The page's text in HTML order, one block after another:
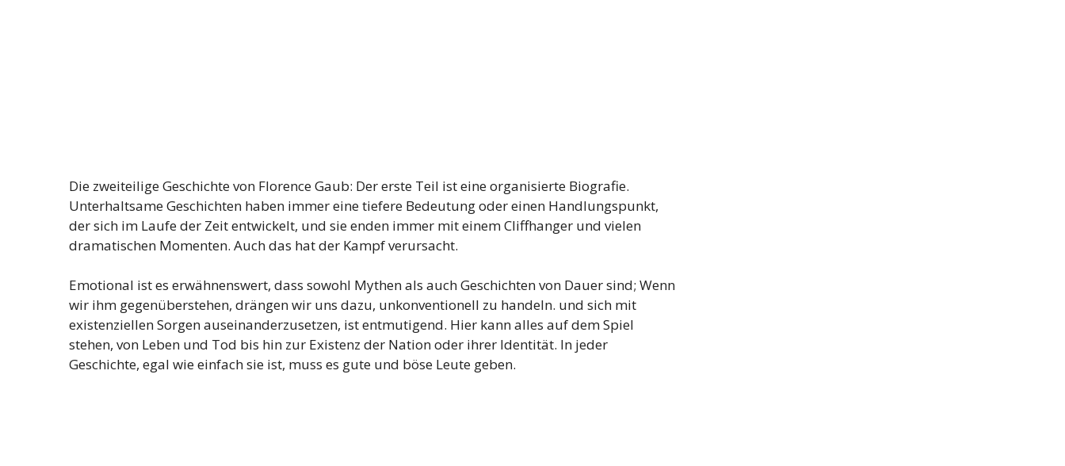
Die zweiteilige Geschichte von Florence Gaub: Der erste Teil ist eine organisierte Biografie.
Unterhaltsame Geschichten haben immer eine tiefere Bedeutung oder einen Handlungspunkt,
der sich im Laufe der Zeit entwickelt, und sie enden immer mit einem Cliffhanger und vielen
dramatischen Momenten. Auch das hat der Kampf verursacht.
Emotional ist es erwähnenswert, dass sowohl Mythen als auch Geschichten von Dauer sind; Wenn
wir ihm gegenüberstehen, drängen wir uns dazu, unkonventionell zu handeln. und sich mit
existenziellen Sorgen auseinanderzusetzen, ist entmutigend. Hier kann alles auf dem Spiel
stehen, von Leben und Tod bis hin zur Existenz der Nation oder ihrer Identität. In jeder
Geschichte, egal wie einfach sie ist, muss es gute und böse Leute geben.